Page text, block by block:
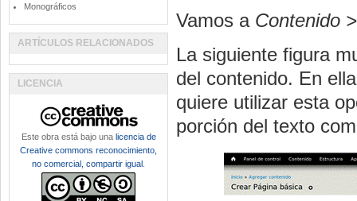
Vamos a Contenido
La siguiente figura
del contenido. En
quiere utilizar esta
porción del texto
Monográficos
ARTÍCULOS RELACIONADOS
LICENCIA
Este obra está bajo una licencia de
Creative commons reconocimiento,
no comercial, compartir igual